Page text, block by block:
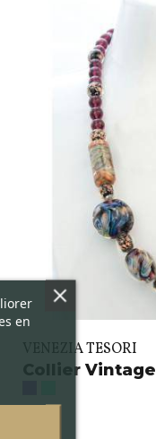
VENEZIA TESORI
Collier Vintage
en